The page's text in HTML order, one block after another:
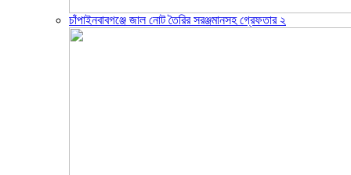
চাঁপাইনবাবগঞ্জে জাল নোট তৈরির সরঞ্জমানসহ গ্রেফতার ২